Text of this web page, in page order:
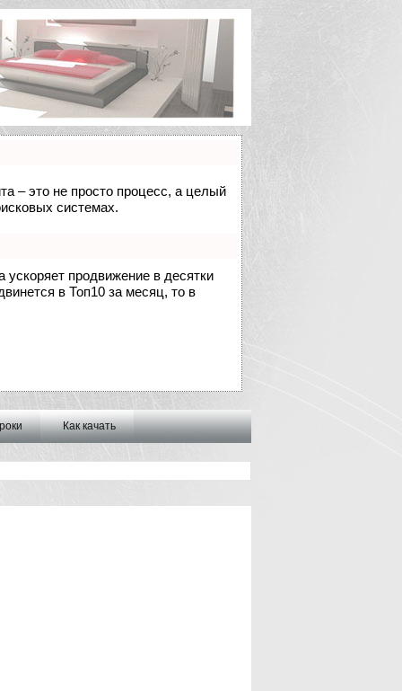
– это не просто процесс, а целый
системах.
ускоряет продвижение в десятки
в Топ10 за месяц, то в
Как качать